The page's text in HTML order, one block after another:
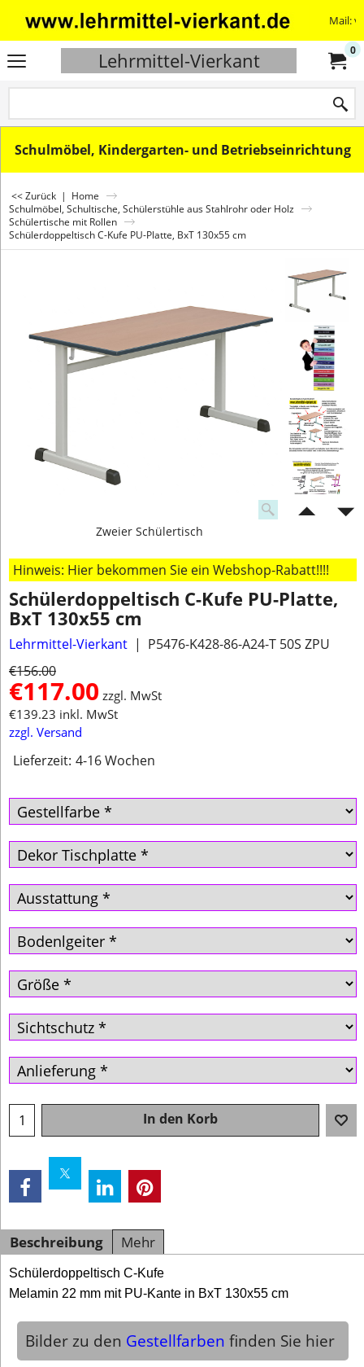
Mail:
Lehrmittel-Vierkant 0
Schulmöbel, Kindergarten- und Betriebseinrichtung
<< Zurück | Home
Schulmöbel, Schultische, Schülerstühle aus Stahlrohr oder Holz
Schülertische mit Rollen
Schülerdoppeltisch C-Kufe PU-Platte, BxT 130x55 cm
Zweier Schülertisch
Hinweis: Hier bekommen Sie ein Webshop-Rabatt!!!!
Schülerdoppeltisch C-Kufe PU-Platte,
BxT 130x55 cm
Lehrmittel-Vierkant
P5476-K428-86-A24-T 50S ZPU
€156.00
€117.00 zzgl. MwSt
€139.23 inkl. MwSt
zzgl. Versand
Lieferzeit: 4-16 Wochen
In den Korb
Beschreibung Mehr
Schülerdoppeltisch C-Kufe
Melamin 22 mm mit PU-Kante in BxT 130x55 cm
Bilder zu den Gestellfarben finden Sie hier